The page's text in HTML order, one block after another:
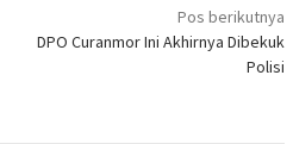
Pos berikutnya
DPO Curanmor Ini Akhirnya Dibekuk
Polisi